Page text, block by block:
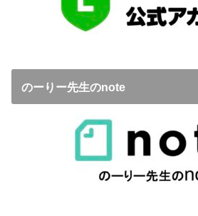
のーりー先生のnote